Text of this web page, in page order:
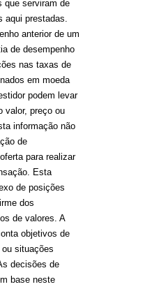
que serviram de
aqui prestadas.
anterior de um
de desempenho
nas taxas de
em moeda
podem levar
valor, preço ou
informação não
de
para realizar
Esta
de posições
dos
de valores. A
objetivos de
situações
decisões de
base neste